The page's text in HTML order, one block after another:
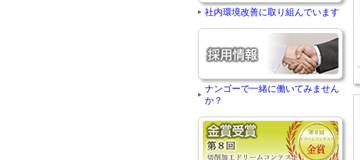
社内環境改善に取り組んでいます
ナンゴーで一緒に働いてみません
か？